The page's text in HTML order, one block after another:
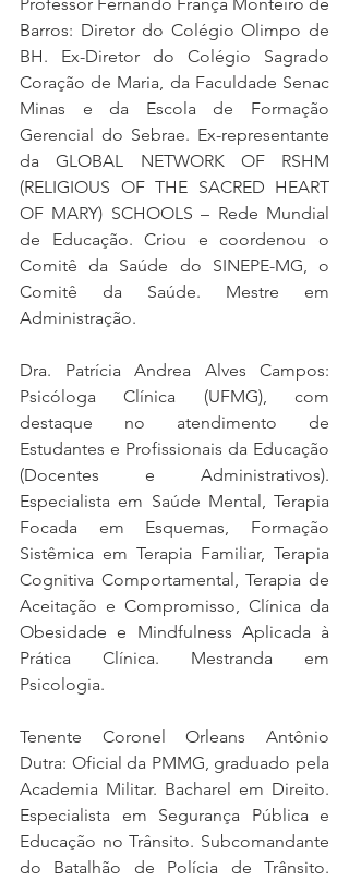
Barros: Diretor do Colégio Olimpo de
BH. Ex-Diretor do Colégio Sagrado
Coração de Maria, da Faculdade Senac
Minas e da Escola de Formação
Gerencial do Sebrae. Ex-representante
da GLOBAL NETWORK OF RSHM
(RELIGIOUS OF THE SACRED HEART
OF MARY) SCHOOLS – Rede Mundial
de Educação. Criou e coordenou o
Comitê da Saúde do SINEPE-MG, o
Comitê da Saúde. Mestre em
Administração.
Dra. Patrícia Andrea Alves Campos:
Psicóloga Clínica (UFMG), com
destaque no atendimento de
Estudantes e Profissionais da Educação
(Docentes e Administrativos).
Especialista em Saúde Mental, Terapia
Focada em Esquemas, Formação
Sistêmica em Terapia Familiar, Terapia
Cognitiva Comportamental, Terapia de
Aceitação e Compromisso, Clínica da
Obesidade e Mindfulness Aplicada à
Prática Clínica. Mestranda em
Psicologia.
Tenente Coronel Orleans Antônio
Dutra: Oficial da PMMG, graduado pela
Academia Militar. Bacharel em Direito.
Especialista em Segurança Pública e
Educação no Trânsito. Subcomandante
do Batalhão de Polícia de Trânsito.